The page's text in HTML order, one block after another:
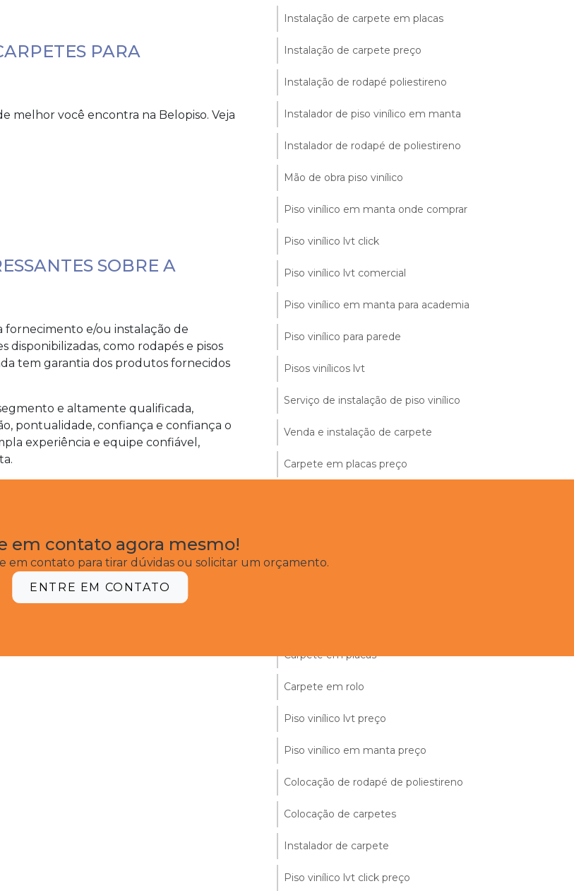
PARA
melhor você encontra na Belopiso. Veja
SOBRE A
fornecimento e/ou instalação de
disponibilizadas, como rodapés e pisos
tem garantia dos produtos fornecidos
e altamente qualificada,
pontualidade, confiança e confiança o
experiência e equipe confiável,
em contato agora mesmo!
em contato para tirar dúvidas ou solicitar um orçamento.
ENTRE EM CONTATO
Instalação de carpete em placas
Instalação de carpete preço
Instalação de rodapé poliestireno
Instalador de piso vinílico em manta
Instalador de rodapé de poliestireno
Mão de obra piso vinílico
Piso vinílico em manta onde comprar
Piso vinílico lvt click
Piso vinílico lvt comercial
Piso vinílico em manta para academia
Piso vinílico para parede
Pisos vinílicos lvt
Serviço de instalação de piso vinílico
Venda e instalação de carpete
Carpete em placas preço
Carpete nylon 6mm
Carpete em placas
Carpete em rolo
Piso vinílico lvt preço
Piso vinílico em manta preço
Colocação de rodapé de poliestireno
Colocação de carpetes
Instalador de carpete
Piso vinílico lvt click preço